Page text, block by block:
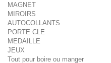
MAGNET
MIROIRS
AUTOCOLLANTS
PORTE CLE
MEDAILLE
JEUX
Tout pour boire ou manger